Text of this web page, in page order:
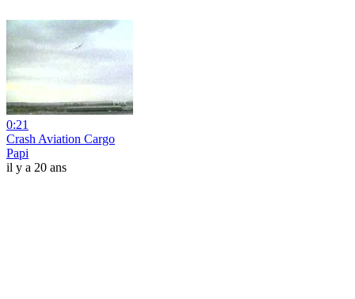
0:21
Crash Aviation Cargo
Papi
il y a 20 ans